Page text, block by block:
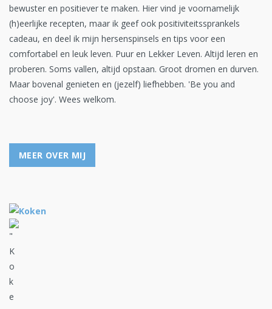
bewuster en positiever te maken. Hier vind je voornamelijk
(h)eerlijke recepten, maar ik geef ook positiviteitssprankels
cadeau, en deel ik mijn hersenspinsels en tips voor een
comfortabel en leuk leven. Puur en Lekker Leven. Altijd leren en
proberen. Soms vallen, altijd opstaan. Groot dromen en durven.
Maar bovenal genieten en (jezelf) liefhebben. 'Be you and
choose joy'. Wees welkom.
MEER OVER MIJ